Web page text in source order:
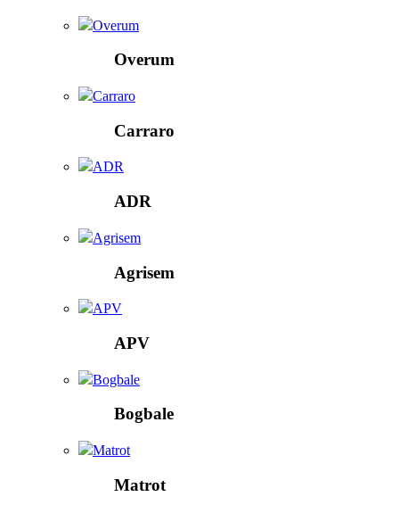
Overum
Overum
Carraro
Carraro
ADR
ADR
Agrisem
Agrisem
APV
APV
Bogbale
Bogbale
Matrot
Matrot